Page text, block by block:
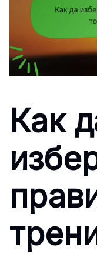
Как